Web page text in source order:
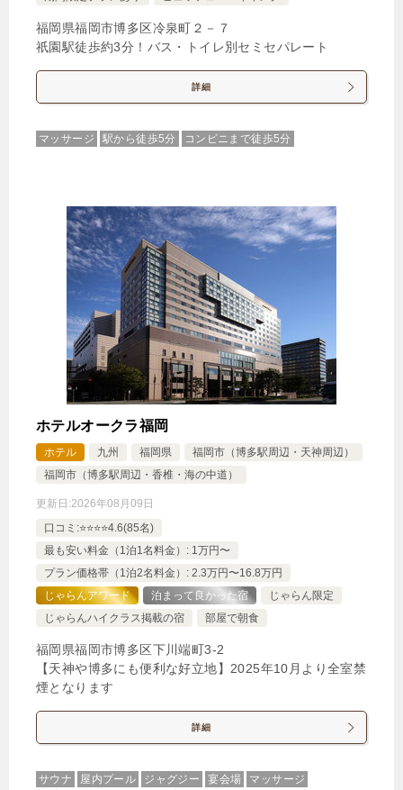
福岡県福岡市博多区冷泉町２－７
祇園駅徒歩約3分！バス・トイレ別セミセパレート
詳細
マッサージ 駅から徒歩5分 コンビニまで徒歩5分
ホテルオークラ福岡
ホテル 九州 福岡県
福岡市（博多駅周辺・天神周辺）
福岡市（博多駅周辺・香椎・海の中道）
更新日:2026年08月09日
口コミ:⭐️⭐️⭐️⭐️4.6(85名)
最も安い料金（1泊1名料金）: 1万円〜
プラン価格帯（1泊2名料金）: 2.3万円〜16.8万円
じゃらんアワード
泊まって良かった宿
じゃらん限定
じゃらんハイクラス掲載の宿
部屋で朝食
福岡県福岡市博多区下川端町3-2
【天神や博多にも便利な好立地】2025年10月より全室禁
煙となります
詳細
サウナ 屋内プール ジャグジー 宴会場 マッサージ